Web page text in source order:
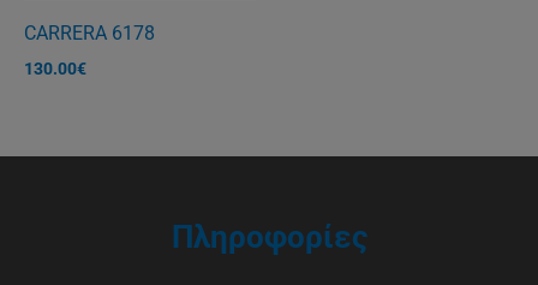
CARRERA 6178
130.00€
Πληροφορίες